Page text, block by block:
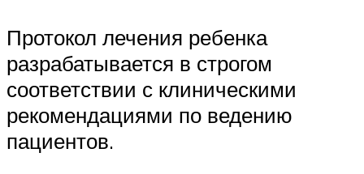
Протокол лечения ребенка
разрабатывается в строгом
соответствии с клиническими
рекомендациями по ведению
пациентов.